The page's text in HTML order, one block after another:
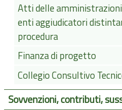
Atti delle
enti aggiudicatori
procedura
Finanza di progetto
Collegio Consultivo
Sovvenzioni, contributi,